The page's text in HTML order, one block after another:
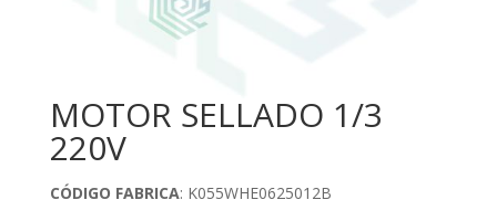
MOTOR SELLADO 1/3
220V
CÓDIGO FABRICA: K055WHE0625012B